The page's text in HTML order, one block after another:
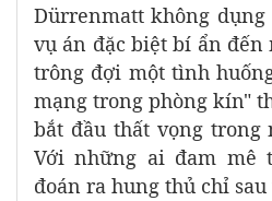
Dürrenmatt không
vụ án đặc biệt bí ẩn đến
trông đợi một tình
mạng trong phòng kín"
bắt đầu thất vọng trong
Với những ai đam mê
đoán ra hung thủ chỉ